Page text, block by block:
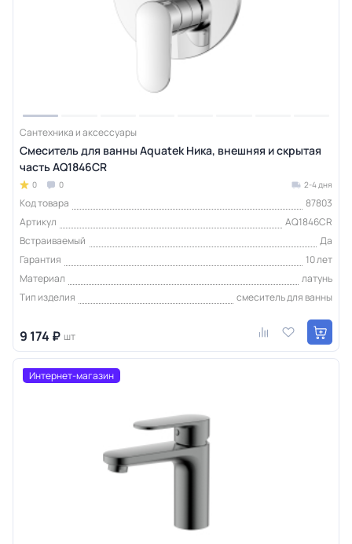
Сантехника и аксессуары
Смеситель для ванны Aquatek Ника, внешняя и скрытая
часть AQ1846CR
0 0 2-4 дня
Код товара
87803
Артикул
AQ1846CR
Встраиваемый
Да
Гарантия
10 лет
Материал
латунь
Тип изделия
смеситель для ванны
9 174 ₽ шт
Интернет-магазин